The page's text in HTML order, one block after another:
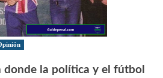
donde la política y el fútbol